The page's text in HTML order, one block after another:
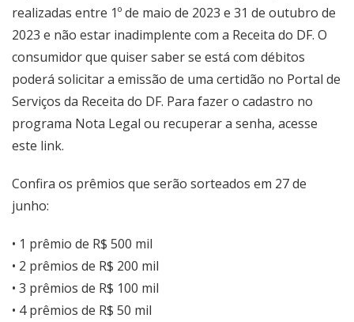
realizadas entre 1º de maio de 2023 e 31 de outubro de
2023 e não estar inadimplente com a Receita do DF. O
consumidor que quiser saber se está com débitos
poderá solicitar a emissão de uma certidão no Portal de
Serviços da Receita do DF. Para fazer o cadastro no
programa Nota Legal ou recuperar a senha, acesse
este link.
Confira os prêmios que serão sorteados em 27 de
junho:
• 1 prêmio de R$ 500 mil
• 2 prêmios de R$ 200 mil
• 3 prêmios de R$ 100 mil
• 4 prêmios de R$ 50 mil